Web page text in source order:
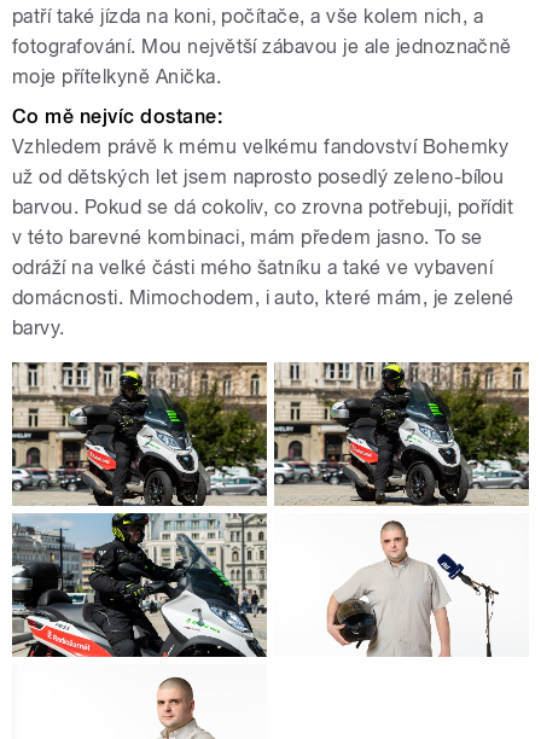
patří také jízda na koni, počítače, a vše kolem nich, a
fotografování. Mou největší zábavou je ale jednoznačně
moje přítelkyně Anička.
Co mě nejvíc dostane:
Vzhledem právě k mému velkému fandovství Bohemky
už od dětských let jsem naprosto posedlý zeleno-bílou
barvou. Pokud se dá cokoliv, co zrovna potřebuji, pořídit
v této barevné kombinaci, mám předem jasno. To se
odráží na velké části mého šatníku a také ve vybavení
domácnosti. Mimochodem, i auto, které mám, je zelené
barvy.